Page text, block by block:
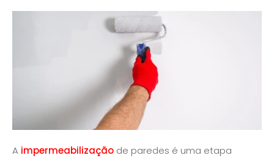
A impermeabilização de paredes é uma etapa